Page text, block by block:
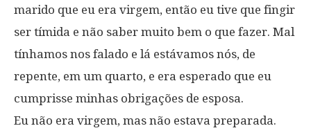
marido que eu era virgem, então eu tive que fingir
ser tímida e não saber muito bem o que fazer. Mal
tínhamos nos falado e lá estávamos nós, de
repente, em um quarto, e era esperado que eu
cumprisse minhas obrigações de esposa.
Eu não era virgem, mas não estava preparada.